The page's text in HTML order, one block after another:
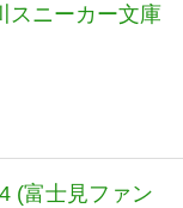
スニーカー文庫
(富士見ファン